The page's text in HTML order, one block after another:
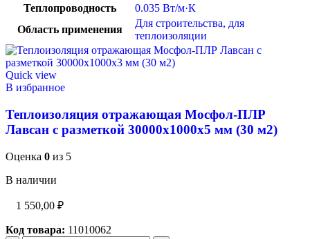
Теплопроводность
0.035 Вт/м·К
Область применения
Для строительства, для
теплоизоляции
Quick view
В избранное
Теплоизоляция отражающая Мосфол-ПЛР
Лавсан с разметкой 30000х1000х5 мм (30 м2)
Оценка 0 из 5
В наличии
1 550,00 ₽
Код товара: 11010062